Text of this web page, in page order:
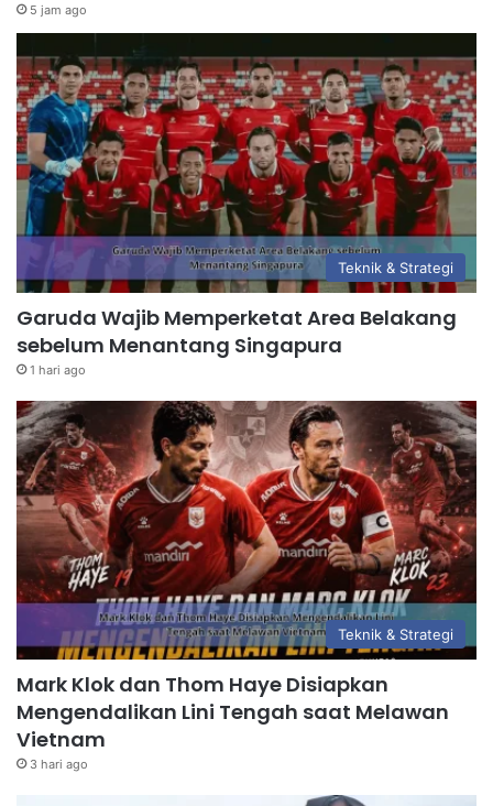
5 jam ago
Teknik & Strategi
Garuda Wajib Memperketat Area Belakang
sebelum Menantang Singapura
1 hari ago
Teknik & Strategi
Mark Klok dan Thom Haye Disiapkan
Mengendalikan Lini Tengah saat Melawan
Vietnam
3 hari ago